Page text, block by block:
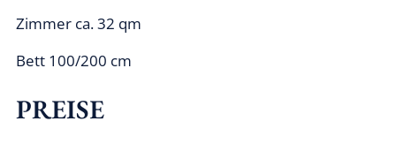
Zimmer ca. 32 qm
Bett 100/200 cm
PREISE